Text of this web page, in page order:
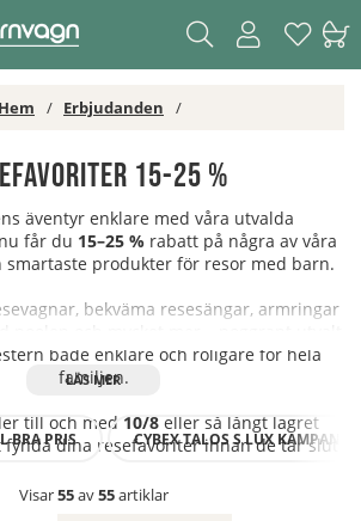
Hem Erbjudanden
15-25 %
äventyr enklare med våra utvalda
får du 15–25 %rabatt på några av våra
smartaste produkter för resor med barn.
bekväma resesängar, armringar
både enklare och roligare för hela
familjen.
till och med 10/8eller så långt lagret
fynda dina resefavoriter innan de tar slut!
BRA PRIS CYBEX TALOS S LUX KAMPANJ
Visar55av55artiklar